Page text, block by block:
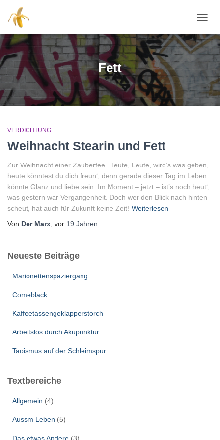
Fett
VERDICHTUNG
Weihnacht Stearin und Fett
Zur Weihnacht einer Zauberfee. Heute, Leute, wird’s was geben,
heute könntest du dich freun‘, denn gerade dieser Tag im Leben
könnte Glanz und liebe sein. Im Moment – jetzt – ist’s noch heut‘,
was gestern war Vergangenheit. Doch wer den Blick nach hinten
scheut, hat auch für Zukunft keine Zeit! Weiterlesen
Von Der Marx , vor 19 Jahren
Neueste Beiträge
Marionettenspaziergang
Comeblack
Kaffeetassengeklapperstorch
Arbeitslos durch Akupunktur
Taoismus auf der Schleimspur
Textbereiche
Allgemein (4)
Aussm Leben (5)
Das etwas Andere (3)